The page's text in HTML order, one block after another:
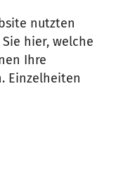
Vorgaben.
Layout-
neuesten
stets
Hand.
nutzten
hier, welche
Ihre
Einzelheiten